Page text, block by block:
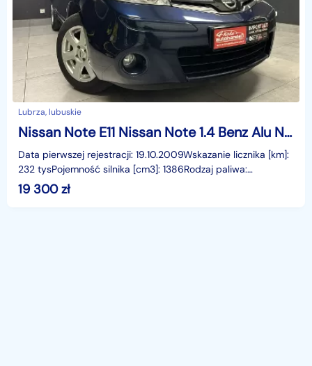
Lubrza, lubuskie
Nissan Note E11 Nissan Note 1.4 Benz Alu Navi Tempomat Rej PL
Data pierwszej rejestracji: 19.10.2009Wskazanie licznika [km]:
232 tysPojemność silnika [cm3]: 1386Rodzaj paliwa:
BenzynaMoc [KM]: 88Komplet kluczyManualna skrz
19 300zł